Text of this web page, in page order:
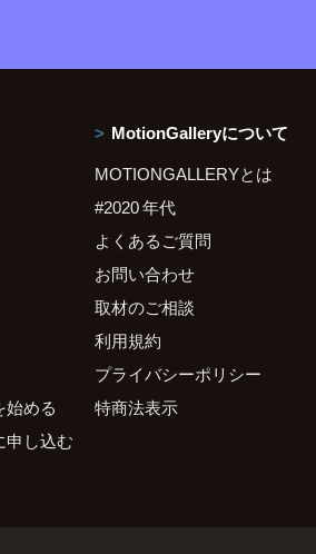
める
申し込む
MotionGalleryについて
MOTIONGALLERYとは
#2020 年代
よくあるご質問
お問い合わせ
取材のご相談
利用規約
プライバシーポリシー
特商法表示